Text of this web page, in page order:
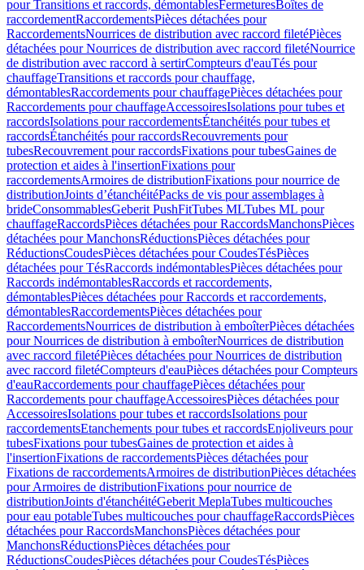
pour Transitions et raccords, démontablesFermeturesBoîtes de
raccordementRaccordementsPièces détachées pour
RaccordementsNourrices de distribution avec raccord filetéPièces
détachées pour Nourrices de distribution avec raccord filetéNourrice
de distribution avec raccord à sertirCompteurs d'eauTés pour
chauffageTransitions et raccords pour chauffage,
démontablesRaccordements pour chauffagePièces détachées pour
Raccordements pour chauffageAccessoiresIsolations pour tubes et
raccordsIsolations pour raccordementsÉtanchéités pour tubes et
raccordsÉtanchéités pour raccordsRecouvrements pour
tubesRecouvrement pour raccordsFixations pour tubesGaines de
protection et aides à l'insertionFixations pour
raccordementsArmoires de distributionFixations pour nourrice de
distributionJoints d’étanchéitéPacks de vis pour assemblages à
brideConsommablesGeberit PushFitTubes MLTubes ML pour
chauffageRaccordsPièces détachées pour RaccordsManchonsPièces
détachées pour ManchonsRéductionsPièces détachées pour
RéductionsCoudesPièces détachées pour CoudesTésPièces
détachées pour TésRaccords indémontablesPièces détachées pour
Raccords indémontablesRaccords et raccordements,
démontablesPièces détachées pour Raccords et raccordements,
démontablesRaccordementsPièces détachées pour
RaccordementsNourrices de distribution à emboîterPièces détachées
pour Nourrices de distribution à emboîterNourrices de distribution
avec raccord filetéPièces détachées pour Nourrices de distribution
avec raccord filetéCompteurs d'eauPièces détachées pour Compteurs
d'eauRaccordements pour chauffagePièces détachées pour
Raccordements pour chauffageAccessoiresPièces détachées pour
AccessoiresIsolations pour tubes et raccordsIsolations pour
raccordementsEtanchements pour tubes et raccordsEnjoliveurs pour
tubesFixations pour tubesGaines de protection et aides à
l'insertionFixations de raccordementsPièces détachées pour
Fixations de raccordementsArmoires de distributionPièces détachées
pour Armoires de distributionFixations pour nourrice de
distributionJoints d'étanchéitéGeberit MeplaTubes multicouches
pour eau potableTubes multicouches pour chauffageRaccordsPièces
détachées pour RaccordsManchonsPièces détachées pour
ManchonsRéductionsPièces détachées pour
RéductionsCoudesPièces détachées pour CoudesTésPièces